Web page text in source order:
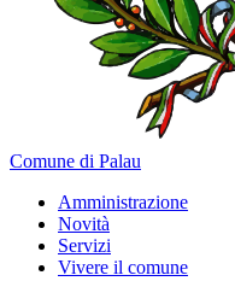
Comune di Palau
Amministrazione
Novità
Servizi
Vivere il comune